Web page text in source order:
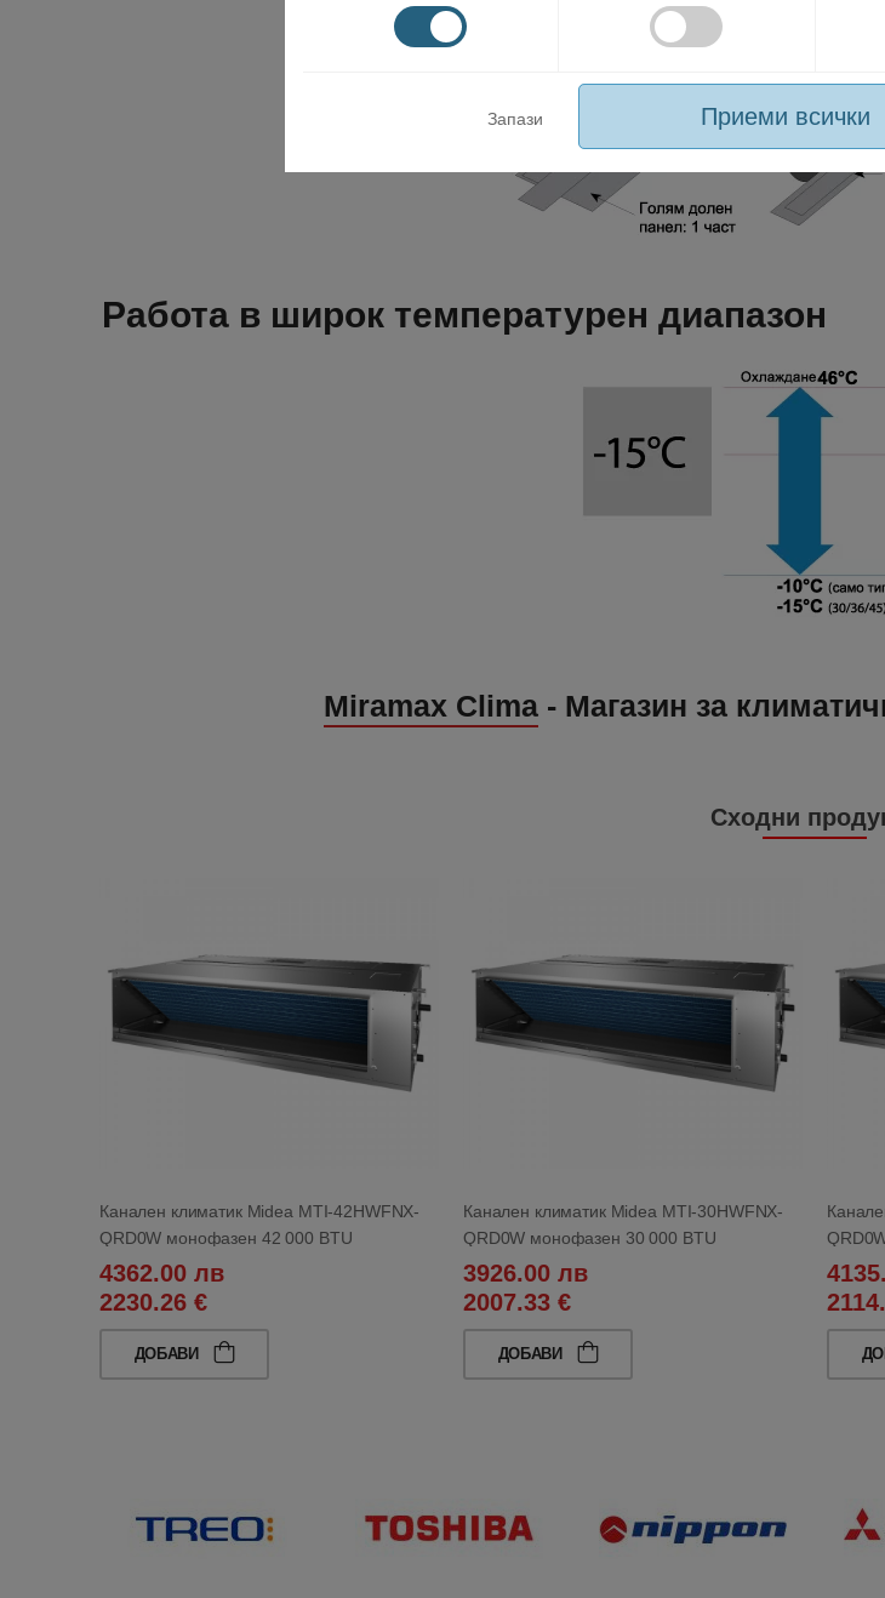
Работа в широк температурен диапазон
Miramax Clima- Магазин за
Сходни
Канален климатик Midea MTI-42HWFNX-
QRD0W монофазен 42 000 BTU
4362.00 лв
2230.26 €
ДОБАВИ
Канален климатик Midea MTI-30HWFNX-
QRD0W монофазен 30 000 BTU
3926.00 лв
2007.33 €
ДОБАВИ
Запази Приеми всички